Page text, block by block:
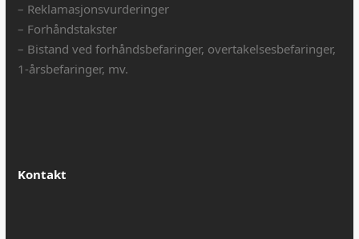
– Reklamasjonsvurderinger
– Forhåndstakster
– Bistand ved forhåndsbefaringer, overtakelsesbefaringer,
1-årsbefaringer, mv.
Kontakt